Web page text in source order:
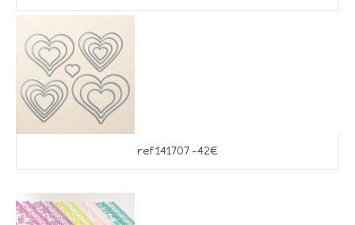
ref 141707 -42€